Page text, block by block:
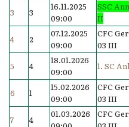
3 3
16.11.2025
09:00
SSC
II
4 2
07.12.2025
09:00
CFC
03 III
5 4
18.01.2026
09:00
1. SC
6 1
15.02.2026
09:00
CFC
03 III
7 4
01.03.2026
CFC